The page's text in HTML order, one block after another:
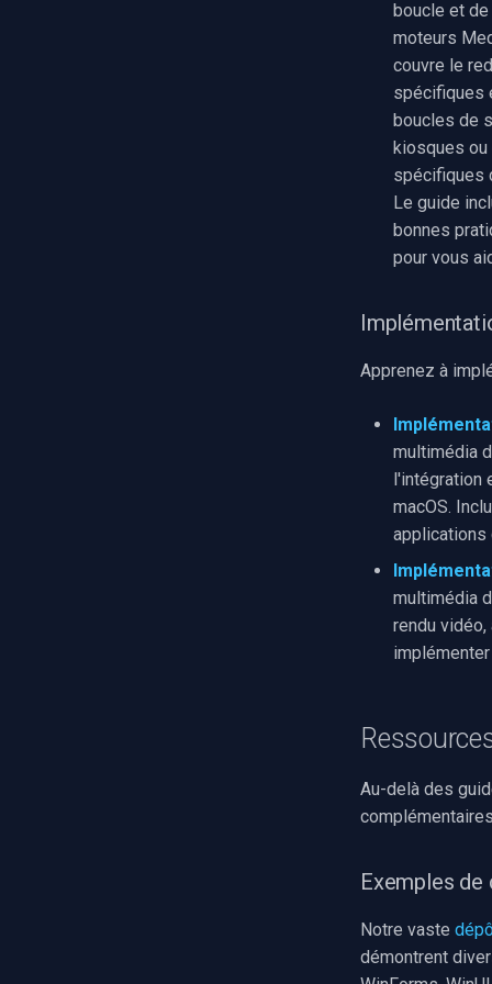
boucle et
moteurs
couvre le
spécifiques
boucles de
kiosques ou
spécifiques
Le guide
bonnes
pour vous
Apprenez à
multimédia
l'intégration
macOS.
applications
multimédia
rendu
Au-delà des
Exemples de
Notre vaste
démontrent